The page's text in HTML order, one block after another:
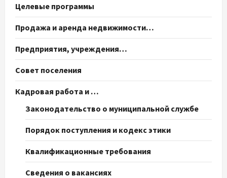
Целевые программы
Продажа и аренда недвижимости…
Предприятия, учреждения…
Совет поселения
Кадровая работа и …
Законодательство о муниципальной службе
Порядок поступления и кодекс этики
Квалификационные требования
Сведения о вакансиях